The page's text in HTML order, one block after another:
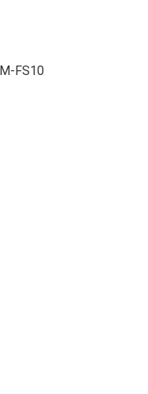
FS10